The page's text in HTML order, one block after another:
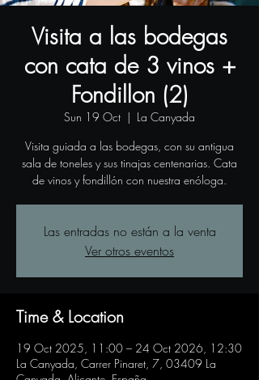
Visita a las bodegas
con cata de 3 vinos +
Fondillon (2)
Sun 19 Oct
  |
La Canyada
Visita guiada a las bodegas, con su antigua
sala de toneles y sus tinajas centenarias. Cata
de vinos y fondillón con nuestra enóloga.
Las entradas no están a la venta
Ver otros eventos
Time & Location
19 Oct 2025, 11:00 – 24 Oct 2026, 12:30
La Canyada, Carrer Pinaret, 7, 03409 La